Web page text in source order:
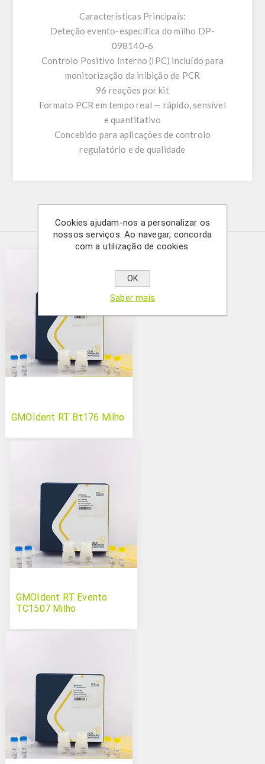
Características Principais:
Deteção evento-específica do milho DP-
098140-6
Controlo Positivo Interno (IPC) incluído para
monitorização da inibição de PCR
96 reações por kit
Formato PCR em tempo real — rápido, sensível
e quantitativo
Concebido para aplicações de controlo
regulatório e de qualidade
Produtos relacionados
GMOIdent RT Bt176 Milho
GMOIdent RT Evento
TC1507 Milho
Cookies ajudam-nos a personalizar os
nossos serviços. Ao navegar, concorda
com a utilização de cookies.
OK
Saber mais